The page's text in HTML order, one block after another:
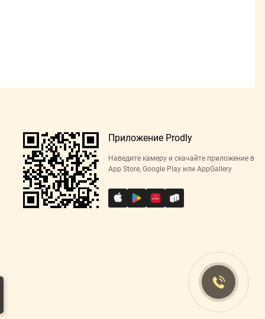
Приложение Prodly
Наведите камеру и скачайте приложение в
App Store, Google Play или AppGallery